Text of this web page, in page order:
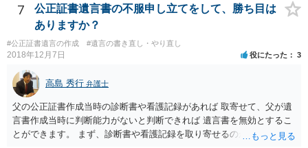
産分割調停を申し立てなければなりません。 なお、弁護士の送付状
は、通常、相続人全員分の（本件であれば４通の）「遺産分割協議
書」を作成するところ、１通だけの作成にとどめる理由が書かれてい
るものです。
7
公正証書遺言書の不服申し立てをして、勝ち目は
ありますか？
#公正証書遺言の作成 #遺言の書き直し・やり直し
2018年12月7日 役にたった 3
高島 秀行 弁護士
父の公正証書作成当時の診断書や看護記録があれば 取寄せて、父が遺
言書作成当時に判断能力がないと判断できれば 遺言書を無効とするこ
とができます。 まず、診断書や看護記録を取り寄せるのが重要となり